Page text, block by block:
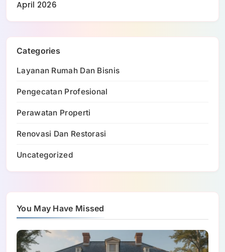
April 2026
Categories
Layanan Rumah Dan Bisnis
Pengecatan Profesional
Perawatan Properti
Renovasi Dan Restorasi
Uncategorized
You May Have Missed